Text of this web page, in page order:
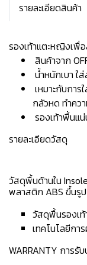
รายละเอียดสินค้า
รองเท้าแตะหญิงเพื่
สินค้าจาก
น้ำหนักเบา ใ
เหมาะกับการ
กลัวหด ทำคว
รองเท้าพื้นแ
รายละเอียดวัสดุ
วัสดุพื้นด้านใน
พลาสติก ABS ขึ้นรูป
วัสดุพื้นรองเ
เทคโนโลยีกา
WARRANTY การรั